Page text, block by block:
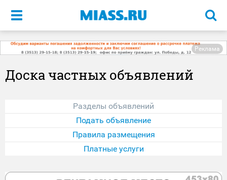
Меню
Реклама
Доска частных объявлений
Разделы объявлений
Подать объявление
Правила размещения
Платные услуги